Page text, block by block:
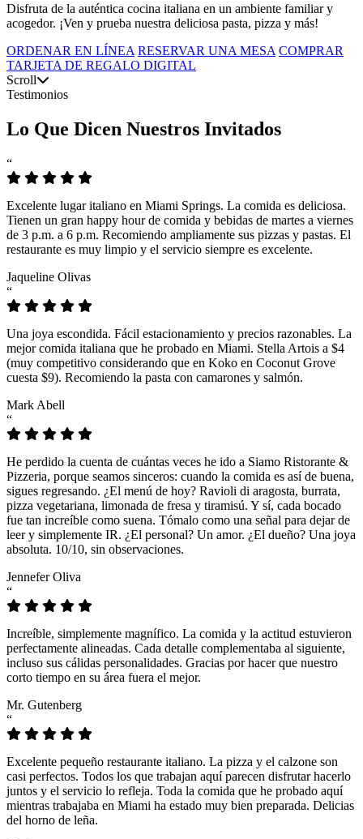
Disfruta de la auténtica cocina italiana en un ambiente familiar y
acogedor. ¡Ven y prueba nuestra deliciosa pasta, pizza y más!
ORDENAR EN LÍNEA RESERVAR UNA MESA COMPRAR
TARJETA DE REGALO DIGITAL
Scroll
Testimonios
Lo Que Dicen Nuestros Invitados
“
Excelente lugar italiano en Miami Springs. La comida es deliciosa.
Tienen un gran happy hour de comida y bebidas de martes a viernes
de 3 p.m. a 6 p.m. Recomiendo ampliamente sus pizzas y pastas. El
restaurante es muy limpio y el servicio siempre es excelente.
Jaqueline Olivas
“
Una joya escondida. Fácil estacionamiento y precios razonables. La
mejor comida italiana que he probado en Miami. Stella Artois a $4
(muy competitivo considerando que en Koko en Coconut Grove
cuesta $9). Recomiendo la pasta con camarones y salmón.
Mark Abell
“
He perdido la cuenta de cuántas veces he ido a Siamo Ristorante &
Pizzeria, porque seamos sinceros: cuando la comida es así de buena,
sigues regresando. ¿El menú de hoy? Ravioli di aragosta, burrata,
pizza vegetariana, limonada de fresa y tiramisú. Y sí, cada bocado
fue tan increíble como suena. Tómalo como una señal para dejar de
leer y simplemente IR. ¿El personal? Un amor. ¿El dueño? Una joya
absoluta. 10/10, sin observaciones.
Jennefer Oliva
“
Increíble, simplemente magnífico. La comida y la actitud estuvieron
perfectamente alineadas. Cada detalle complementaba al siguiente,
incluso sus cálidas personalidades. Gracias por hacer que nuestro
corto tiempo en su área fuera el mejor.
Mr. Gutenberg
“
Excelente pequeño restaurante italiano. La pizza y el calzone son
casi perfectos. Todos los que trabajan aquí parecen disfrutar hacerlo
juntos y el servicio lo refleja. Toda la comida que he probado aquí
mientras trabajaba en Miami ha estado muy bien preparada. Delicias
del horno de leña.